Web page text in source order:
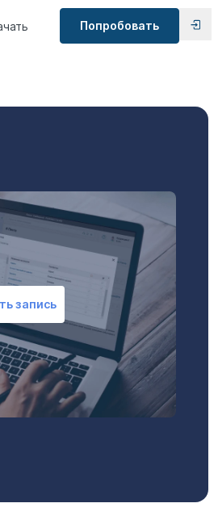
Попробовать
запись